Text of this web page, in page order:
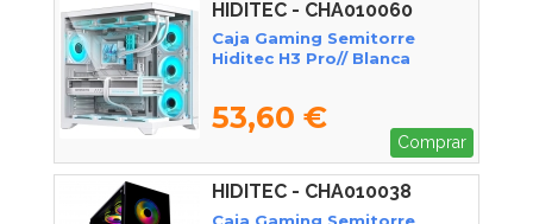
HIDITEC - CHA010060
Caja Gaming Semitorre
Hiditec H3 Pro// Blanca
53,60 €
Comprar
HIDITEC - CHA010038